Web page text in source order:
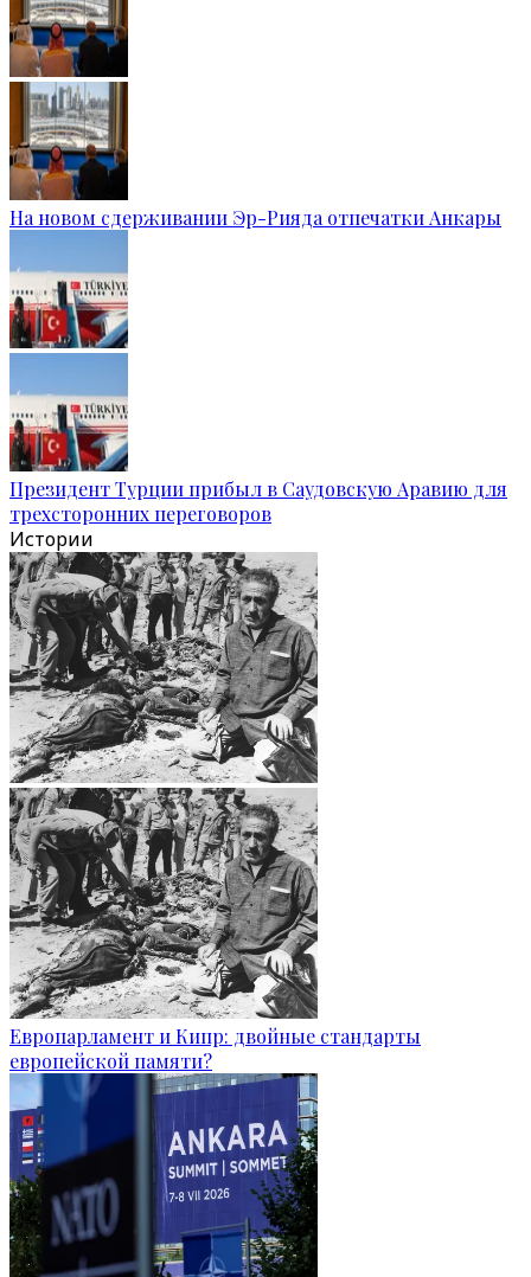
На новом сдерживании Эр-Рияда отпечатки Анкары
Президент Турции прибыл в Саудовскую Аравию для
трехсторонних переговоров
Истории
Европарламент и Кипр: двойные стандарты
европейской памяти?